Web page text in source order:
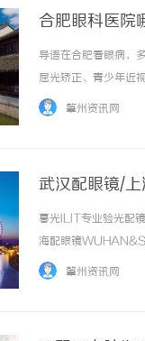
合肥眼科医院
测评，摘镜、
导语在合肥看眼病，
屈光矫正、青少年近
科标杆，综合实力仅
肇州资讯网
武汉配眼镜/
暮光ILIT专业验光配
海配眼镜
品牌，现于武汉与上
肇州资讯网